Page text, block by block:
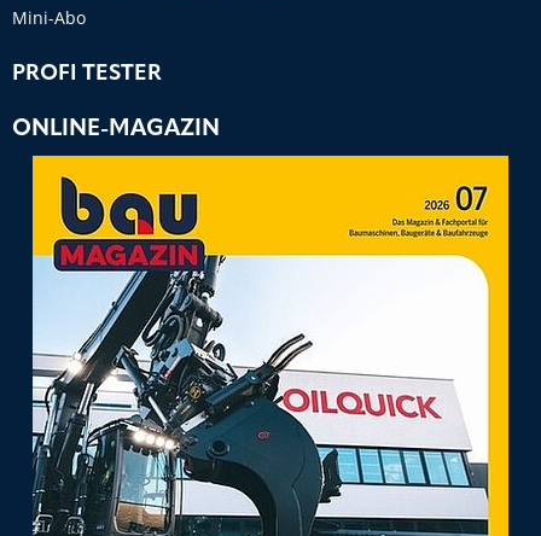
Mini-Abo
PROFI TESTER
ONLINE-MAGAZIN